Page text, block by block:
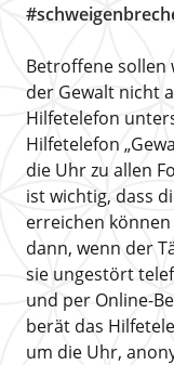
Betroffene sollen
der Gewalt nicht
Hilfetelefon
Hilfetelefon
die Uhr zu allen
ist wichtig, dass
erreichen
dann, wenn der
sie ungestört
und per Online-
berät das
um die Uhr,